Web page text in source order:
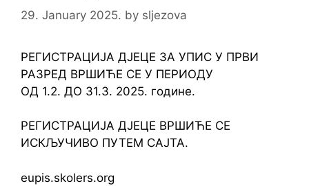
29. January 2025. by sljezova
РЕГИСТРАЦИЈА ДЈЕЦЕ ЗА УПИС У ПРВИ
РАЗРЕД ВРШИЋЕ СЕ У ПЕРИОДУ
ОД 1.2. ДО 31.3. 2025. године.
РЕГИСТРАЦИЈА ДЈЕЦЕ ВРШИЋЕ СЕ
ИСКЉУЧИВО ПУТЕМ САЈТА.
eupis.skolers.org